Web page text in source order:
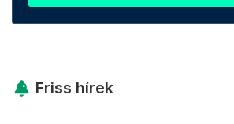
Friss hírek